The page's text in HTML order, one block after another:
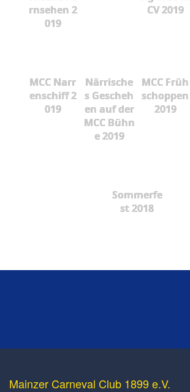
rnsehen 2
019
CV 2019
MCC Narr
enschiff 2
019
Närrische
s Gescheh
en auf der
MCC Bühn
e 2019
MCC Früh
schoppen
2019
Sommerfe
st 2018
Mainzer Carneval Club 1899 e.V.